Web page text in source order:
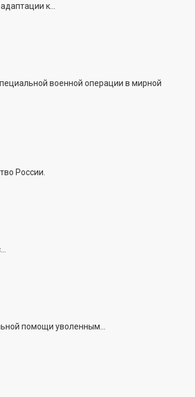
к...
военной операции в мирной
России.
помощи уволенным...